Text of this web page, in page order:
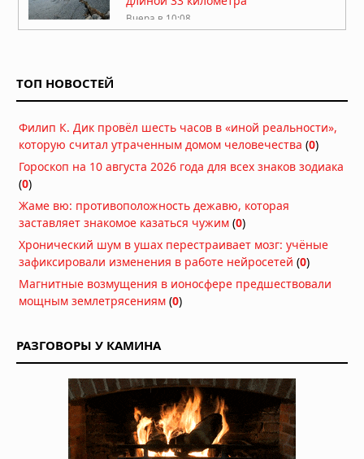
Вчера в 10:08
Град размером с кулак обрушился на
Польшу: разрушенные дома и
разбитые машины
Тайфун «Дельфин» приближается к
Японии: эвакуация и отмена 500
07.08.2026 в 12:31
Нидерланды исчерпали все
средства борьбы с засухой
Затонувшие нацистские корабли
стали видны в Дунае из-за
рекордного падения уровня воды
05.08.2026 в 16:01
Вулкан Фуэго в Гватемале:
извержение заставило власти
объявить оранжевый уровень
ТОП НОВОСТЕЙ
Филип К. Дик провёл шесть часов в «иной реальности»,
которую считал утраченным домом человечества (0)
Гороскоп на 10 августа 2026 года для всех знаков зодиака
(0)
Жаме вю: противоположность дежавю, которая
заставляет знакомое казаться чужим (0)
Хронический шум в ушах перестраивает мозг: учёные
зафиксировали изменения в работе нейросетей (0)
Магнитные возмущения в ионосфере предшествовали
мощным землетрясениям (0)
РАЗГОВОРЫ У КАМИНА